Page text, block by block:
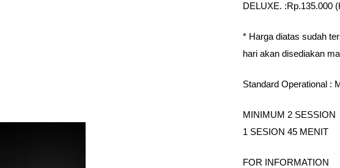
DELUXE. :Rp.135.000
* Harga diatas sudah
hari akan disediakan
Standard Operational :
MINIMUM 2 SESSION
1 SESION 45 MENIT
FOR INFORMATION